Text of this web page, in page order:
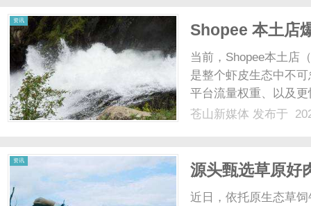
资讯
Shopee 本土店
资金安全回国？
当前，Shopee本土店
是整个虾皮生态中不
平台流量权重、以及
长。然而，Shopee本
苍山新媒体 发布于
资讯
源头甄选草原好
态牛肉制品标杆
近日，依托原生态草